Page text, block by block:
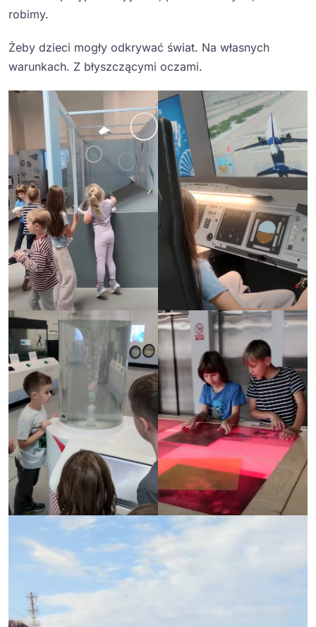
robimy.
Żeby dzieci mogły odkrywać świat. Na własnych
warunkach. Z błyszczącymi oczami.